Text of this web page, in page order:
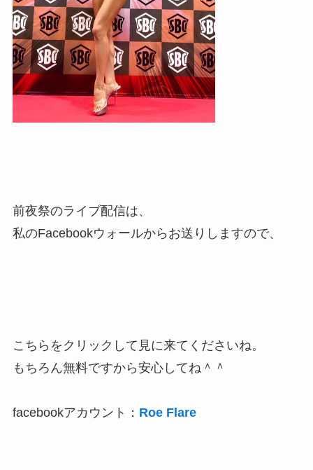
前夜祭のライブ配信は、
私のFacebookウォールからお送りしますので、
こちらをクリックして見に来てくださいね。
もちろん無料ですから安心してね＾＾
facebookアカウント： Roe Flare